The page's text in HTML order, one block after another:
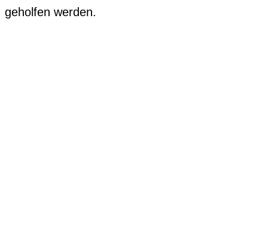
geholfen werden.